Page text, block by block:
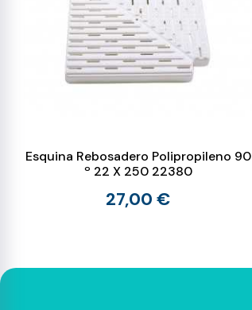
Esquina Rebosadero Polipropileno 90
º 22 X 250 22380
27,00 €